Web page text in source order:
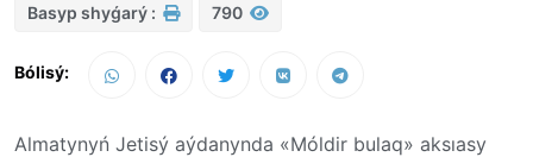
Basyp shyǵarý : 790
Bólisý:
Almatynyń Jetisý aýdanynda «Móldir bulaq» aksıasy